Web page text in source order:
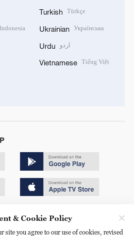
Turkish Türkçe
Ukrainian Українська
Urdu اردو
Vietnamese Tiếng Việt
& Cookie Policy
you agree to our use of cookies, revised